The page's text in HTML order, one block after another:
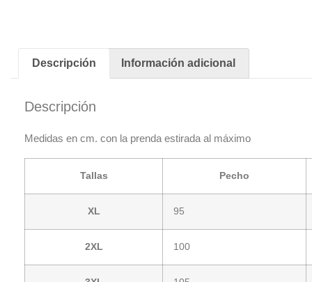
Descripción Información adicional
Descripción
Medidas en cm. con la prenda estirada al máximo
Tallas Pecho
XL 95
2XL 100